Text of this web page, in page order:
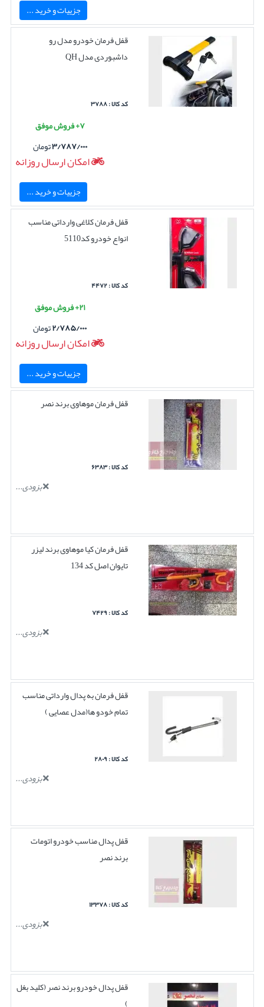
جزییات و خرید ...
قفل فرمان خودرو مدل رو
داشبوردی مدل QH
کد کالا : ۳۷۸۸
۷+ فروش موفق
۳/۷۸۷/۰۰۰تومان
امکان ارسال روزانه
جزییات و خرید ...
قفل فرمان کلاغی وارداتی مناسب
انواع خودرو کد5110
کد کالا : ۴۴۷۲
۲۱+ فروش موفق
۲/۷۸۵/۰۰۰تومان
امکان ارسال روزانه
جزییات و خرید ...
قفل فرمان موهاوی برند نصر
کد کالا : ۶۳۸۳
بزودی...
قفل فرمان کیا موهاوی برند لیزر
تایوان اصل کد 134
کد کالا : ۷۴۲۹
بزودی...
قفل فرمان به پدال وارداتی مناسب
تمام خودو ها(مدل عصایی )
کد کالا : ۲۸۰۹
بزودی...
قفل پدال مناسب خودرو اتومات
برند نصر
کد کالا : ۱۳۳۷۸
بزودی...
قفل پدال خودرو برند نصر (کلید بغل
)